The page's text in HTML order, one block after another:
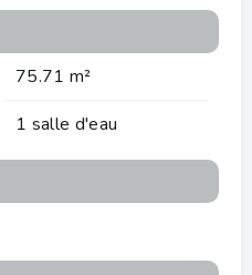
75.71 m²
1 salle d'eau